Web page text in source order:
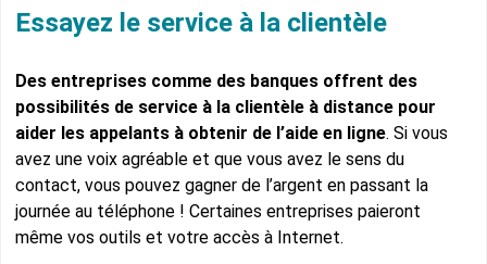
Essayez le service à la clientèle
Des entreprises comme des banques offrent des
possibilités de service à la clientèle à distance pour
aider les appelants à obtenir de l’aide en ligne. Si vous
avez une voix agréable et que vous avez le sens du
contact, vous pouvez gagner de l’argent en passant la
journée au téléphone ! Certaines entreprises paieront
même vos outils et votre accès à Internet.